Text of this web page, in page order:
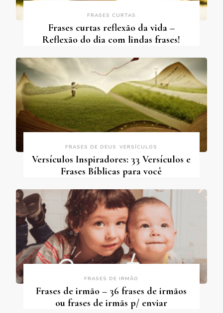
FRASES CURTAS
Frases curtas reflexão da vida –
Reflexão do dia com lindas frases!
FRASES DE DEUS VERSÍCULOS
Versículos Inspiradores: 33 Versículos e
Frases Bíblicas para você
FRASES DE IRMÃO
Frases de irmão – 36 frases de irmãos
ou frases de irmãs p/ enviar